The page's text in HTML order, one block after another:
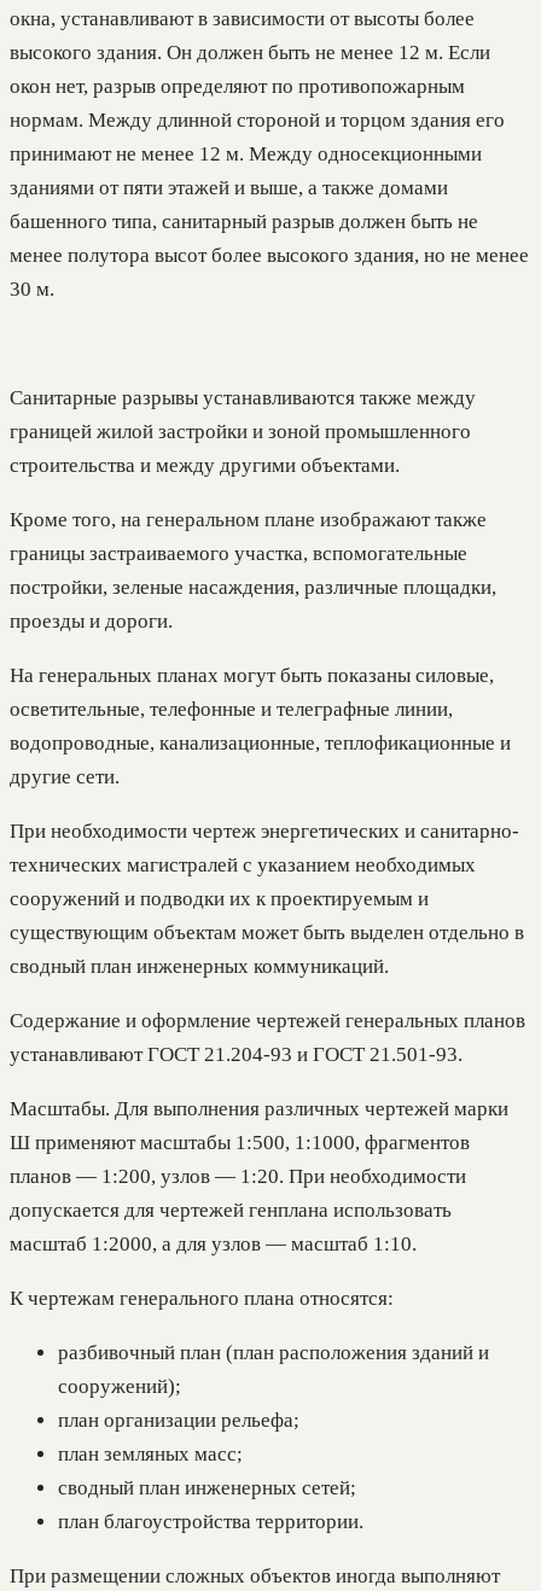
окна, устанавливают в зависимости от высоты более
высокого здания. Он должен быть не менее 12 м. Если
окон нет, разрыв определяют по противопожарным
нормам. Между длинной стороной и торцом здания его
принимают не менее 12 м. Между односекционными
зданиями от пяти этажей и выше, а также домами
башенного типа, санитарный разрыв должен быть не
менее полутора высот более высокого здания, но не менее
30 м.
Санитарные разрывы устанавливаются также между
границей жилой застройки и зоной промышленного
строительства и между другими объектами.
Кроме того, на генеральном плане изображают также
границы застраиваемого участка, вспомогательные
постройки, зеленые насаждения, различные площадки,
проезды и дороги.
На генеральных планах могут быть показаны силовые,
осветительные, телефонные и телеграфные линии,
водопроводные, канализационные, теплофикационные и
другие сети.
При необходимости чертеж энергетических и санитарно-
технических магистралей с указанием необходимых
сооружений и подводки их к проектируемым и
существующим объектам может быть выделен отдельно в
сводный план инженерных коммуникаций.
Содержание и оформление чертежей генеральных планов
устанавливают ГОСТ 21.204-93 и ГОСТ 21.501-93.
Масштабы. Для выполнения различных чертежей марки
Ш применяют масштабы 1:500, 1:1000, фрагментов
планов — 1:200, узлов — 1:20. При необходимости
допускается для чертежей генплана использовать
масштаб 1:2000, а для узлов — масштаб 1:10.
К чертежам генерального плана относятся:
разбивочный план (план расположения зданий и
сооружений);
план организации рельефа;
план земляных масс;
сводный план инженерных сетей;
план благоустройства территории.
При размещении сложных объектов иногда выполняют